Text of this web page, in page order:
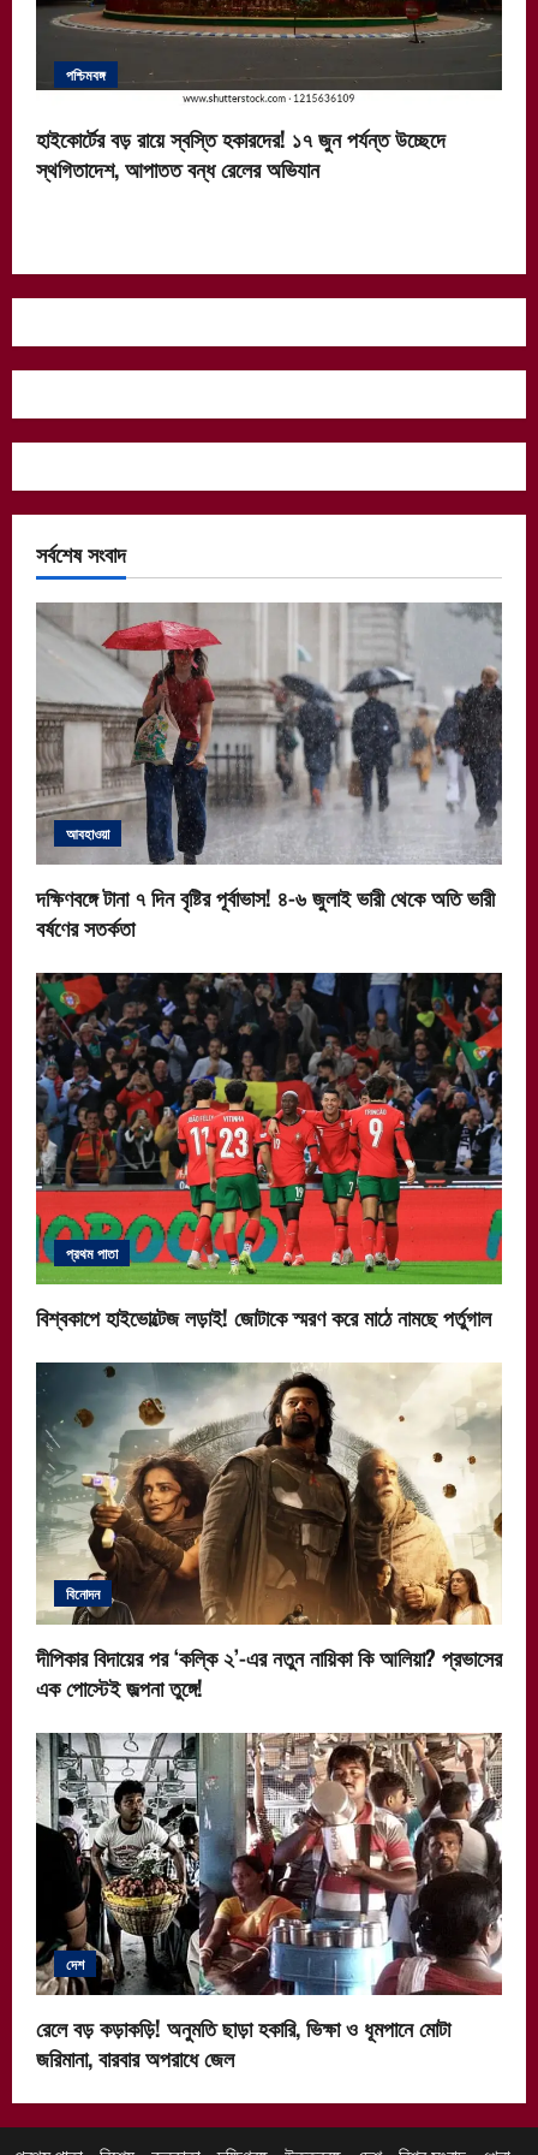
পশ্চিমবঙ্গ
হাইকোর্টের বড় রায়ে স্বস্তি হকারদের! ১৭ জুন পর্যন্ত উচ্ছেদে
স্থগিতাদেশ, আপাতত বন্ধ রেলের অভিযান
সর্বশেষ সংবাদ
আবহাওয়া
দক্ষিণবঙ্গে টানা ৭ দিন বৃষ্টির পূর্বাভাস! ৪-৬ জুলাই ভারী থেকে অতি ভারী
বর্ষণের সতর্কতা
প্রথম পাতা
বিশ্বকাপে হাইভোল্টেজ লড়াই! জোটাকে স্মরণ করে মাঠে নামছে পর্তুগাল
বিনোদন
দীপিকার বিদায়ের পর ‘কল্কি ২’-এর নতুন নায়িকা কি আলিয়া? প্রভাসের
এক পোস্টেই জল্পনা তুঙ্গে!
দেশ
রেলে বড় কড়াকড়ি! অনুমতি ছাড়া হকারি, ভিক্ষা ও ধূমপানে মোটা
জরিমানা, বারবার অপরাধে জেল